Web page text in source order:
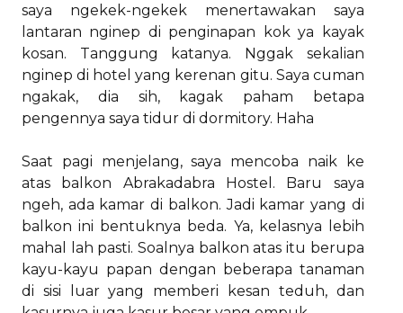
saya ngekek-ngekek menertawakan saya
lantaran nginep di penginapan kok ya kayak
kosan. Tanggung katanya. Nggak sekalian
nginep di hotel yang kerenan gitu. Saya cuman
ngakak, dia sih, kagak paham betapa
pengennya saya tidur di dormitory. Haha
Saat pagi menjelang, saya mencoba naik ke
atas balkon Abrakadabra Hostel. Baru saya
ngeh, ada kamar di balkon. Jadi kamar yang di
balkon ini bentuknya beda. Ya, kelasnya lebih
mahal lah pasti. Soalnya balkon atas itu berupa
kayu-kayu papan dengan beberapa tanaman
di sisi luar yang memberi kesan teduh, dan